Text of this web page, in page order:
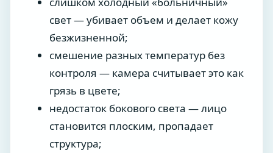
свет — убивает объем и делает кожу
безжизненной;
смешение разных температур без
контроля — камера считывает это как
грязь в цвете;
недостаток бокового света — лицо
становится плоским, пропадает
структура;